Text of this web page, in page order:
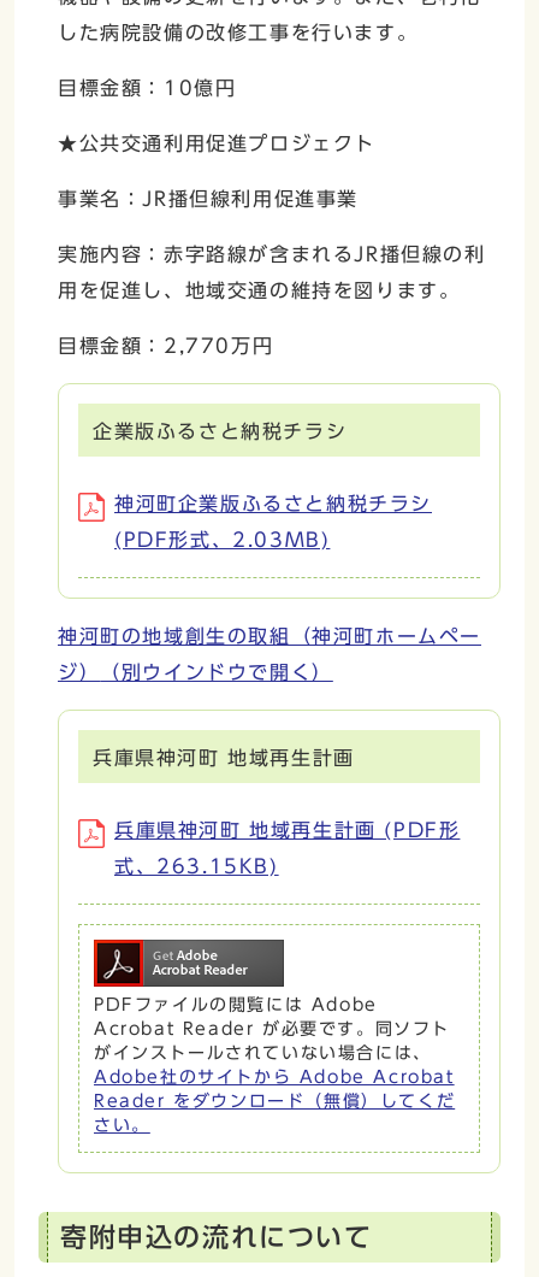
した病院設備の改修工事を行います。
目標金額：10億円
★公共交通利用促進プロジェクト
事業名：JR播但線利用促進事業
実施内容：赤字路線が含まれるJR播但線の利
用を促進し、地域交通の維持を図ります。
目標金額：2,770万円
企業版ふるさと納税チラシ
神河町企業版ふるさと納税チラシ
(PDF形式、2.03MB)
神河町の地域創生の取組（神河町ホームペー
ジ）
（別ウインドウで開く）
兵庫県神河町 地域再生計画
兵庫県神河町 地域再生計画 (PDF形
式、263.15KB)
PDFファイルの閲覧には Adobe
Acrobat Reader が必要です。同ソフト
がインストールされていない場合には、
Adobe社のサイトから Adobe Acrobat
Reader をダウンロード（無償）してくだ
さい。
寄附申込の流れについて